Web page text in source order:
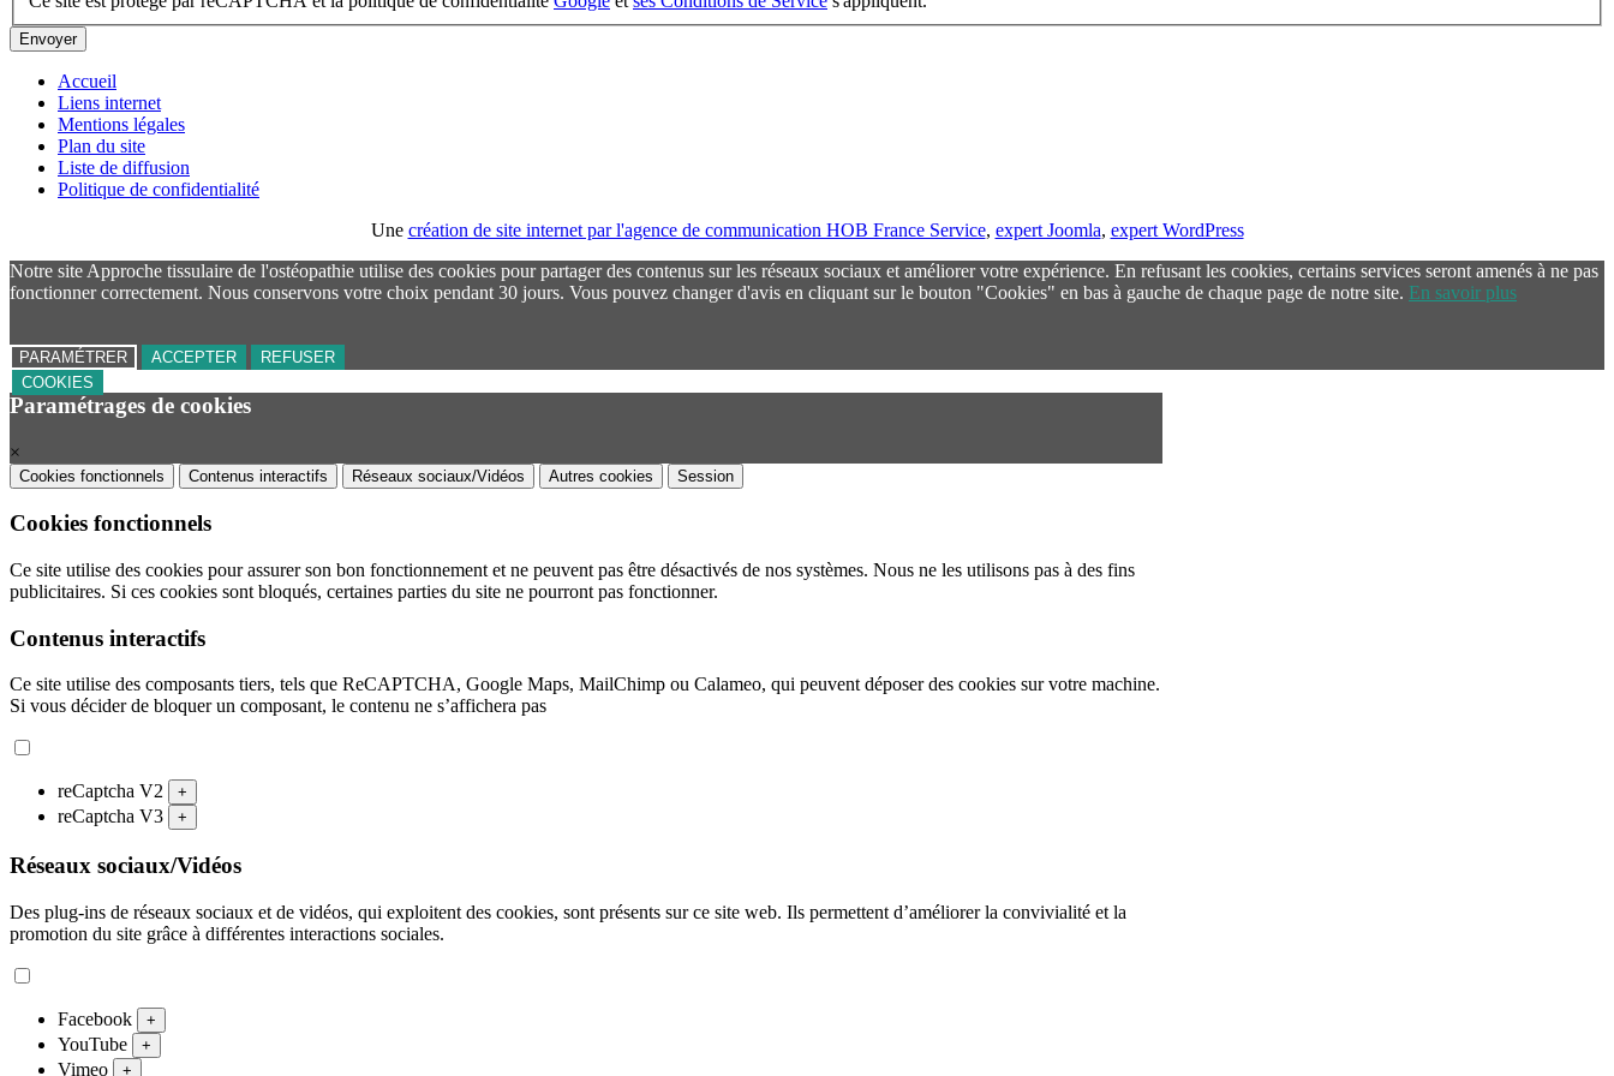
Envoyer
Accueil
Liens internet
Mentions légales
Plan du site
Liste de diffusion
Politique de confidentialité
Une création de site internet par l'agence de communication HOB France Service, expert Joomla, expert WordPress
Notre site Approche tissulaire de l'ostéopathie utilise des cookies pour partager des contenus sur les réseaux sociaux et améliorer votre expérience. En refusant les cookies, certains services seront amenés à ne pas
fonctionner correctement. Nous conservons votre choix pendant 30 jours. Vous pouvez changer d'avis en cliquant sur le bouton "Cookies" en bas à gauche de chaque page de notre site. En savoir plus
PARAMÉTRER ACCEPTER
REFUSER
COOKIES
Paramétrages de cookies
×
Cookies fonctionnels Contenus interactifs Réseaux sociaux/Vidéos Autres cookies Session
Cookies fonctionnels
Ce site utilise des cookies pour assurer son bon fonctionnement et ne peuvent pas être désactivés de nos systèmes. Nous ne les utilisons pas à des fins
publicitaires. Si ces cookies sont bloqués, certaines parties du site ne pourront pas fonctionner.
Contenus interactifs
Ce site utilise des composants tiers, tels que ReCAPTCHA, Google Maps, MailChimp ou Calameo, qui peuvent déposer des cookies sur votre machine.
Si vous décider de bloquer un composant, le contenu ne s’affichera pas
reCaptcha V2 +
reCaptcha V3 +
Réseaux sociaux/Vidéos
Des plug-ins de réseaux sociaux et de vidéos, qui exploitent des cookies, sont présents sur ce site web. Ils permettent d’améliorer la convivialité et la
promotion du site grâce à différentes interactions sociales.
Facebook +
YouTube +
Vimeo +